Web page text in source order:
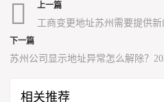
上一篇
工商变更地址苏州需要提供新
下一篇
苏州公司显示地址异常怎么解除？
相关推荐